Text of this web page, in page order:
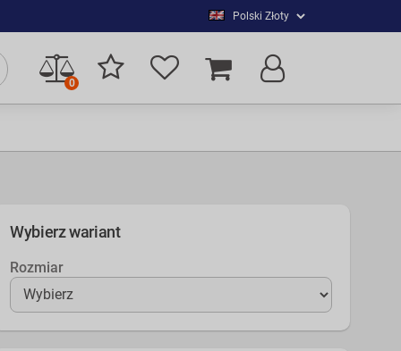
0
Wybierz wariant
Rozmiar